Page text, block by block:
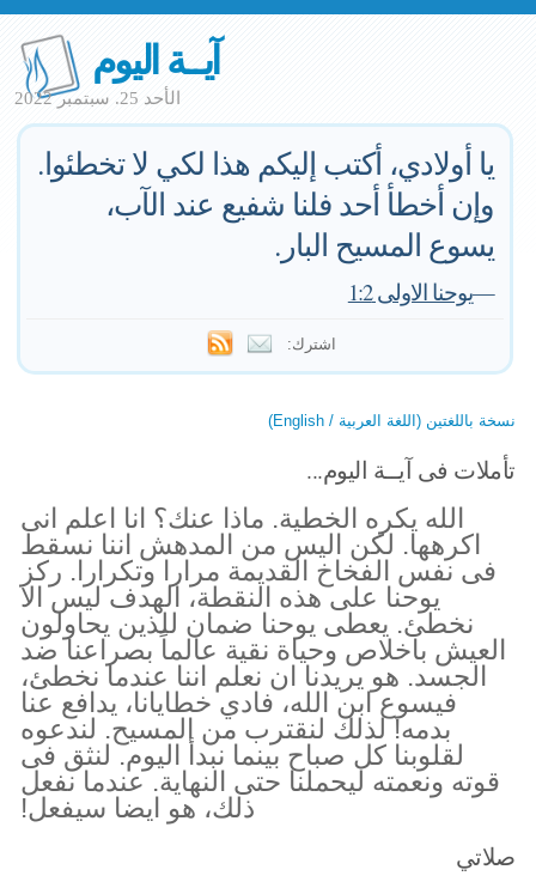
آيــة اليوم
الأحد 25. سبتمبر 2022
يا أولادي، أكتب إليكم هذا لكي لا تخطئوا.
وإن أخطأ أحد فلنا شفيع عند الآب،
يسوع المسيح البار.
—يوحنا الاولى 1:2
اشترك:
نسخة باللغتين (اللغة العربية / English)
تأملات فى آيــة اليوم...
الله يكره الخطية. ماذا عنك؟ انا اعلم انى
اكرهها. لكن اليس من المدهش اننا نسقط
فى نفس الفخاخ القديمة مرارا وتكرارا. ركز
يوحنا على هذه النقطة، الهدف ليس الا
نخطئ. يعطى يوحنا ضمان للذين يحاولون
العيش باخلاص وحياة نقية عالماً بصراعنا ضد
الجسد. هو يريدنا ان نعلم اننا عندما نخطئ،
فيسوع ابن الله، فادي خطايانا، يدافع عنا
بدمه! لذلك لنقترب من المسيح. لندعوه
لقلوبنا كل صباح بينما نبدأ اليوم. لنثق فى
قوته ونعمته ليحملنا حتى النهاية. عندما نفعل
ذلك، هو ايضا سيفعل!
صلاتي